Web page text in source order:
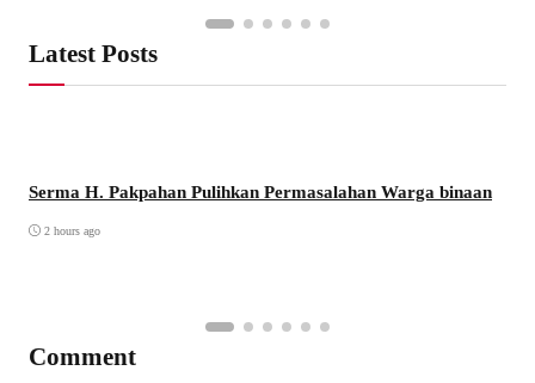
Latest Posts
Serma H. Pakpahan Pulihkan Permasalahan Warga binaan
2 hours ago
Comment